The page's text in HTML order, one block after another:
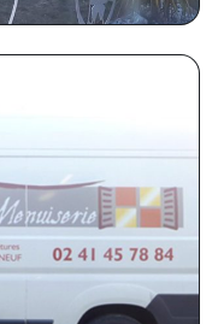
utilitaire